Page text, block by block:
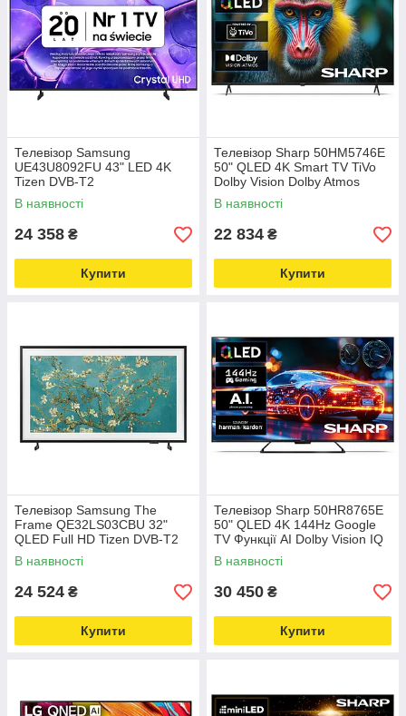
Телевізор Samsung
UE43U8092FU 43" LED 4K
Tizen DVB-T2
В наявності
24 358 ₴
Купити
Телевізор Sharp 50HM5746E
50" QLED 4K Smart TV TiVo
Dolby Vision Dolby Atmos
HDMI 2.1 DVB-T2
В наявності
22 834 ₴
Купити
Телевізор Samsung The
Frame QE32LS03CBU 32"
QLED Full HD Tizen DVB-T2
В наявності
24 524 ₴
Купити
Телевізор Sharp 50HR8765E
50" QLED 4K 144Hz Google
TV Функції AI Dolby Vision IQ
Dolby Atmos DTS-X HDMI 2.1
DVB-T2
В наявності
30 450 ₴
Купити